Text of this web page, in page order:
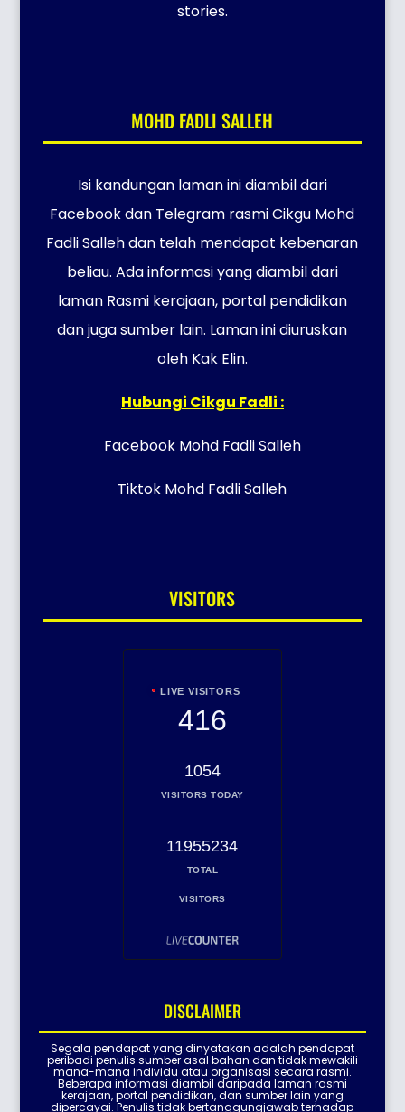
stories.
MOHD FADLI SALLEH
Isi kandungan laman ini diambil dari
Facebook dan Telegram rasmi Cikgu Mohd
Fadli Salleh dan telah mendapat kebenaran
beliau. Ada informasi yang diambil dari
laman Rasmi kerajaan, portal pendidikan
dan juga sumber lain. Laman ini diuruskan
oleh Kak Elin.
Hubungi Cikgu Fadli :
Facebook Mohd Fadli Salleh
Tiktok Mohd Fadli Salleh
VISITORS
LIVE VISITORS
416
1054
VISITORS TODAY
11955234
TOTAL
VISITORS
DISCLAIMER
Segala pendapat yang dinyatakan adalah pendapat
peribadi penulis sumber asal bahan dan tidak mewakili
mana-mana individu atau organisasi secara rasmi.
Beberapa informasi diambil daripada laman rasmi
kerajaan, portal pendidikan, dan sumber lain yang
dipercayai. Penulis tidak bertanggungjawab terhadap